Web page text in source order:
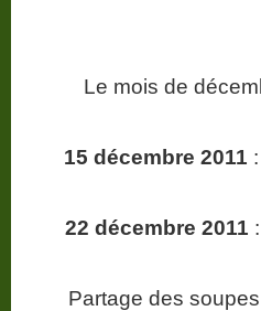
Le mois de
15 décembre 2011
22 décembre 2011
Partage des